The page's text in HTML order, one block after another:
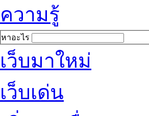
ความรู้
หาอะไร
เว็บมาใหม่
เว็บเด่น